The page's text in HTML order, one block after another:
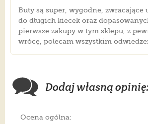
Buty są super, wygodne, zwracające
do długich kiecek oraz
pierwsze zakupy w tym sklepu, z
wrócę, polecam wszystkim
Dodaj własną
Ocena ogólna: